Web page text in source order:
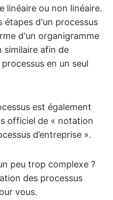
linéaire ou non linéaire.
étapes d'un processus
d'un organigramme
similaire afin de
en un seul
est également
officiel de « notation
d’entreprise ».
peu trop complexe ?
des processus
vous.